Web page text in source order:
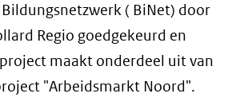
( BiNet) door
Regio goedgekeurd en
maakt onderdeel uit van
"Arbeidsmarkt Noord".